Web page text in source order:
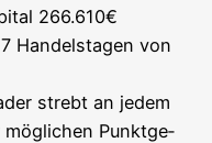
266.610€
Han­dels­ta­gen von
strebt an jedem
mög­li­chen Punkt­ge­